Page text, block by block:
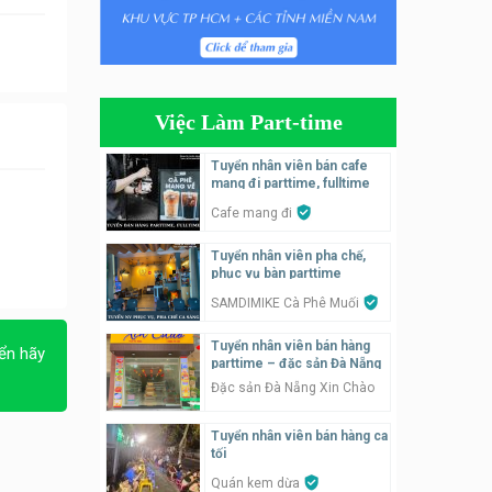
hãy
Tuyển nhân viên phụ quán ăn
– hỗ trợ ăn ở
parttime
GÀ GÔ FASTFOOD
parttime
Tuyển nhân viên pha chế
tiệm trà sữa
TRÀ SỮA THÁI LAN
Tuyển nhân viên tư vấn bán
hàng tiệm bánh ngọt
Tiệm bánh ngọt
Việc Làm Part-time
Tuyển nhân viên bán cafe
mang đi parttime, fulltime
Cafe mang đi
Tuyển nhân viên pha chế,
phục vụ bàn parttime
SAMDIMIKE Cà Phê Muối
Tuyển nhân viên bán hàng
parttime – đặc sản Đà Nẵng
Đặc sản Đà Nẵng Xin Chào
Tuyển nhân viên bán hàng ca
tối
Quán kem dừa